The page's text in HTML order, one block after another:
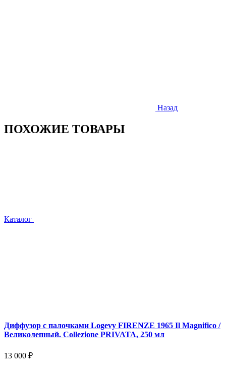
Назад
ПОХОЖИЕ ТОВАРЫ
Каталог
Диффузор с палочками Logevy FIRENZE 1965 Il Magnifico /
Великолепный. Collezione PRIVATA, 250 мл
13 000 ₽